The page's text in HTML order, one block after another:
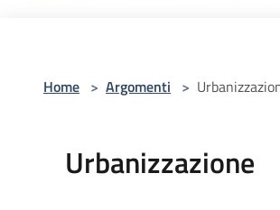
Home > Argomenti >
Urbanizzazione